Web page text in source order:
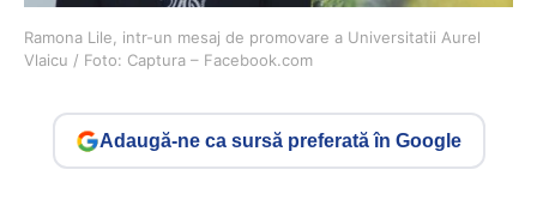
Ramona Lile, intr-un mesaj de promovare a Universitatii Aurel
Vlaicu / Foto: Captura – Facebook.com
Adaugă-ne ca sursă preferată în Google